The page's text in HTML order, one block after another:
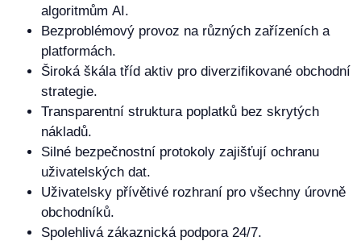
algoritmům AI.
Bezproblémový provoz na různých zařízeních a
platformách.
Široká škála tříd aktiv pro diverzifikované obchodní
strategie.
Transparentní struktura poplatků bez skrytých
nákladů.
Silné bezpečnostní protokoly zajišťují ochranu
uživatelských dat.
Uživatelsky přívětivé rozhraní pro všechny úrovně
obchodníků.
Spolehlivá zákaznická podpora 24/7.